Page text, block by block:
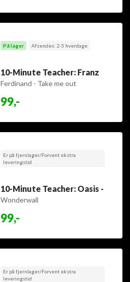
På lager Afsendes: 2-5 hverdage
10-Minute Teacher: Franz
Ferdinand - Take me out
99,-
Er på fjernlager/Forvent ekstra
leveringstid
10-Minute Teacher: Oasis -
Wonderwall
99,-
Er på fjernlager/Forvent ekstra
leveringstid